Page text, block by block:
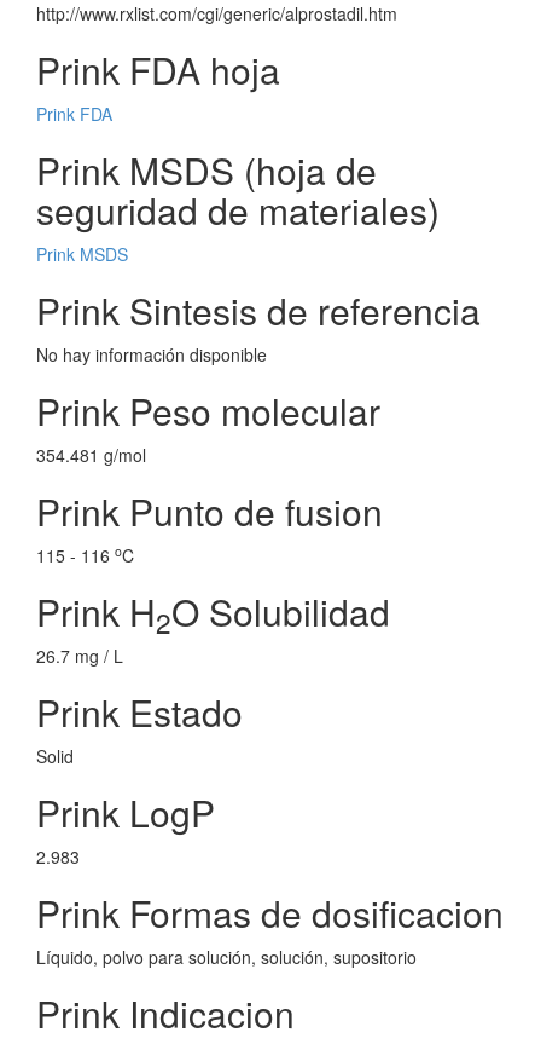
http://www.rxlist.com/cgi/generic/alprostadil.htm
Prink FDA hoja
Prink FDA
Prink MSDS (hoja de
seguridad de materiales)
Prink MSDS
Prink Sintesis de referencia
No hay información disponible
Prink Peso molecular
354.481 g/mol
Prink Punto de fusion
115 - 116 oC
Prink H2O Solubilidad
26.7 mg / L
Prink Estado
Solid
Prink LogP
2.983
Prink Formas de dosificacion
Líquido, polvo para solución, solución, supositorio
Prink Indicacion